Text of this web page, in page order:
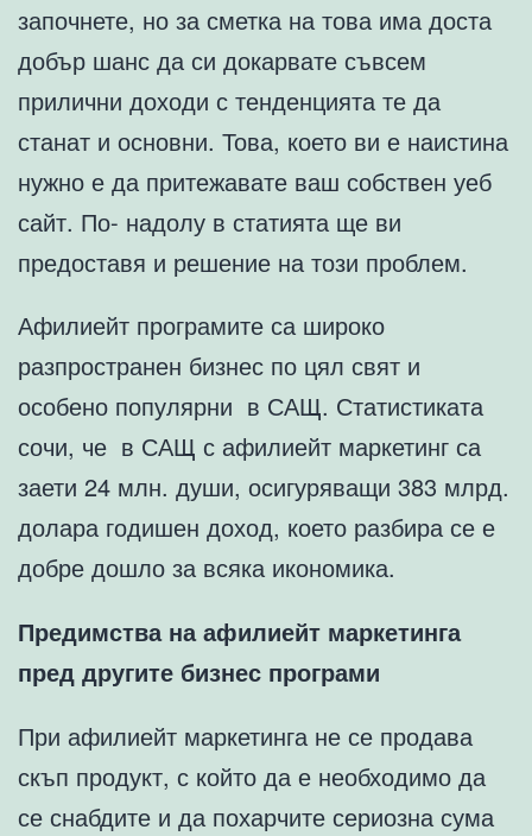
започнете, но за сметка на това има доста
добър шанс да си докарвате съвсем
прилични доходи с тенденцията те да
станат и основни. Това, което ви е наистина
нужно е да притежавате ваш собствен уеб
сайт. По- надолу в статията ще ви
предоставя и решение на този проблем.
Афилиейт програмите са широко
разпространен бизнес по цял свят и
особено популярни в САЩ. Статистиката
сочи, че в САЩ с афилиейт маркетинг са
заети 24 млн. души, осигуряващи 383 млрд.
долара годишен доход, което разбира се е
добре дошло за всяка икономика.
Предимства на афилиейт маркетинга
пред другите бизнес програми
При афилиейт маркетинга не се продава
скъп продукт, с който да е необходимо да
се снабдите и да похарчите сериозна сума